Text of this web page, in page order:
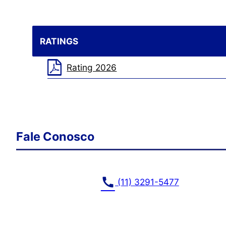
RATINGS
Rating 2026
Fale Conosco
call (11) 3291-5477